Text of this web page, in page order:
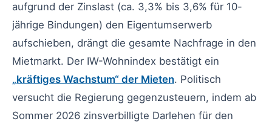
aufgrund der Zinslast (ca. 3,3% bis 3,6% für 10-
jährige Bindungen) den Eigentumserwerb
aufschieben, drängt die gesamte Nachfrage in den
Mietmarkt. Der IW-Wohnindex bestätigt ein
„kräftiges Wachstum“ der Mieten. Politisch
versucht die Regierung gegenzusteuern, indem ab
Sommer 2026 zinsverbilligte Darlehen für den